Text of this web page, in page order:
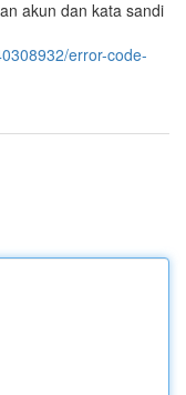
akun dan kata sandi
error-code-